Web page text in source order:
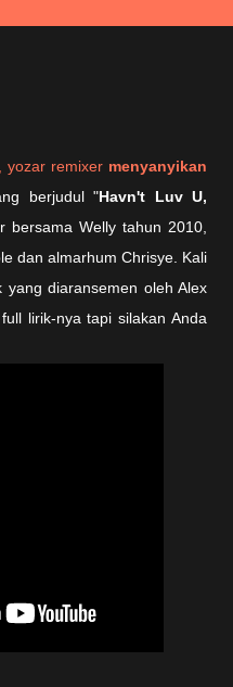
, yozar remixer menyanyikan
berjudul "Havn't Luv U,
bersama Welly tahun 2010,
dan almarhum Chrisye. Kali
diaransemen oleh Alex
lirik-nya tapi silakan Anda